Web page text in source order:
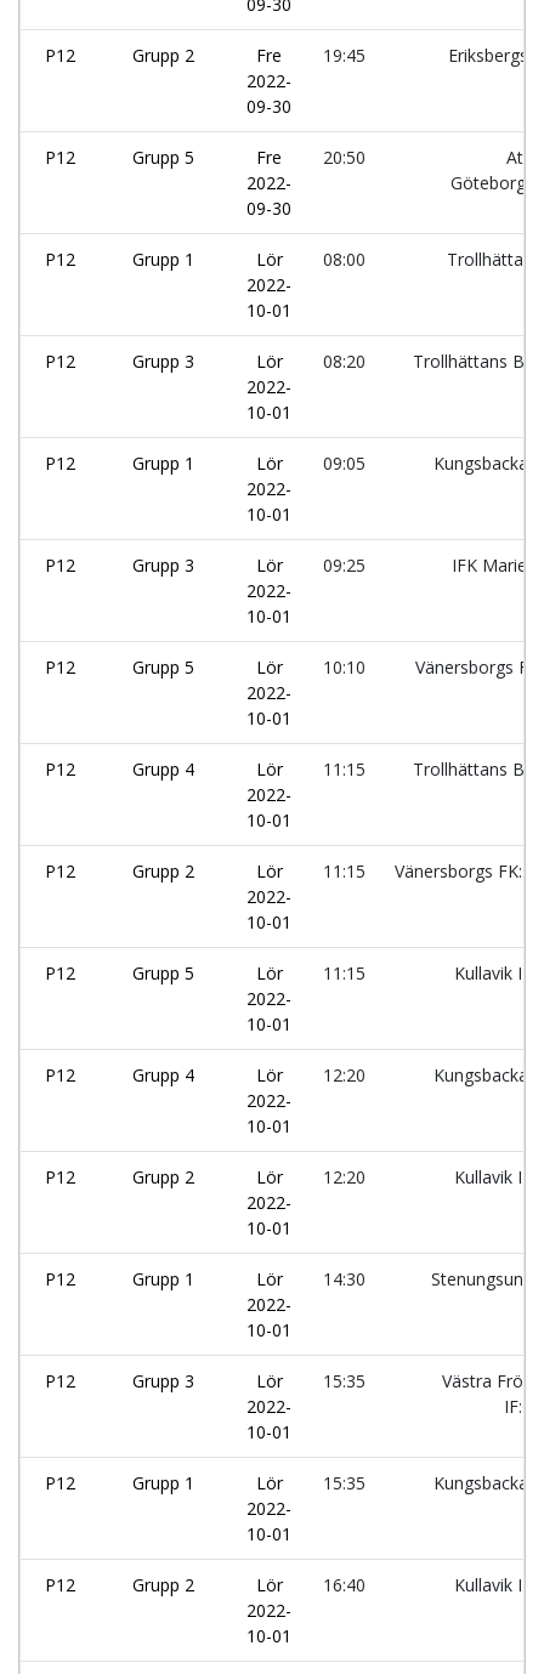
P12 Grupp 2
Fre
2022-
09-30
19:45 Eriksbergs
P12 Grupp 5
Fre
2022-
09-30
20:50
P12 Grupp 1
Lör
2022-
10-01
08:00
P12 Grupp 3
Lör
2022-
10-01
08:20 Trollhättans
P12 Grupp 1
Lör
2022-
10-01
09:05 Kungsbacka
P12 Grupp 3
Lör
2022-
10-01
09:25 IFK
P12 Grupp 5
Lör
2022-
10-01
10:10 Vänersborgs
P12 Grupp 4
Lör
2022-
10-01
11:15 Trollhättans
P12 Grupp 2
Lör
2022-
10-01
11:15 Vänersborgs
P12 Grupp 5
Lör
2022-
10-01
11:15 Kullavik
P12 Grupp 4
Lör
2022-
10-01
12:20 Kungsbacka
P12 Grupp 2
Lör
2022-
10-01
12:20 Kullavik
P12 Grupp 1
Lör
2022-
10-01
14:30
P12 Grupp 3
Lör
2022-
10-01
15:35
Västra
P12 Grupp 1
Lör
2022-
10-01
15:35 Kungsbacka
P12 Grupp 2
Lör
2022-
10-01
16:40 Kullavik